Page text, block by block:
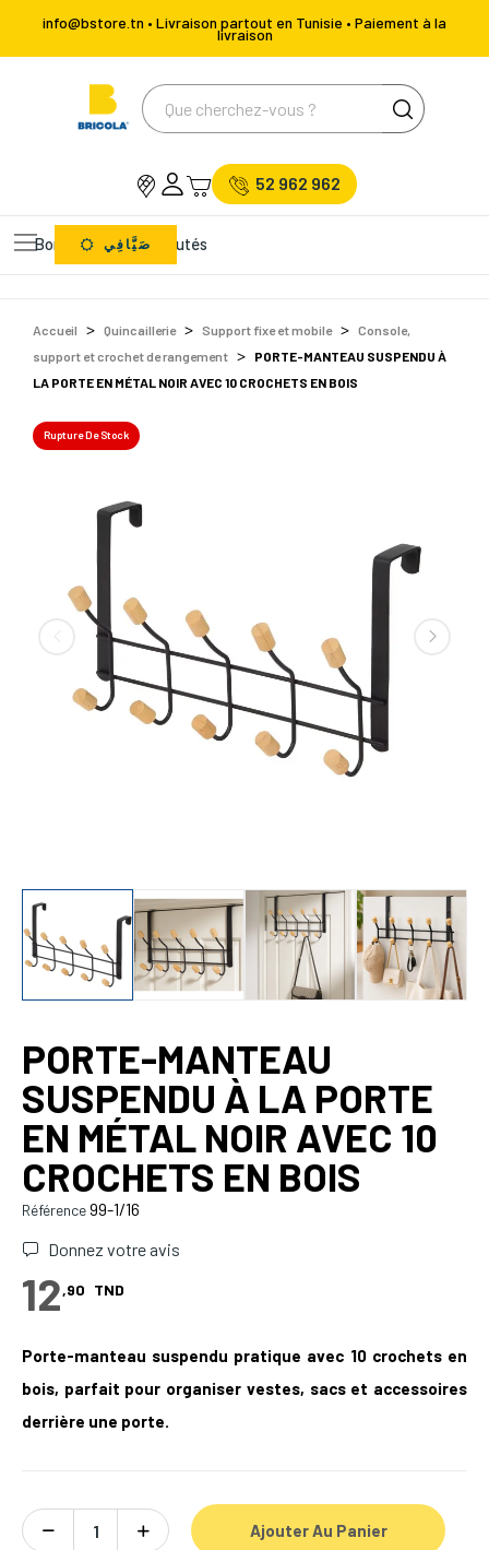
info@bstore.tn • Livraison partout en Tunisie • Paiement à la
livraison
52 962 962
Bons Plans Nouveautés
صَيَّافِي
Accueil Quincaillerie Support fixe et mobile
Console,
support et crochet de rangement
PORTE-MANTEAU SUSPENDU À
LA PORTE EN MÉTAL NOIR AVEC 10 CROCHETS EN BOIS
Rupture De Stock
PORTE-MANTEAU
SUSPENDU À LA PORTE
EN MÉTAL NOIR AVEC 10
CROCHETS EN BOIS
Référence99-1/16
Donnez votre avis
12,90 TND
Porte-manteau suspendu pratique avec 10 crochets en
bois, parfait pour organiser vestes, sacs et accessoires
derrière une porte.
Ajouter Au Panier